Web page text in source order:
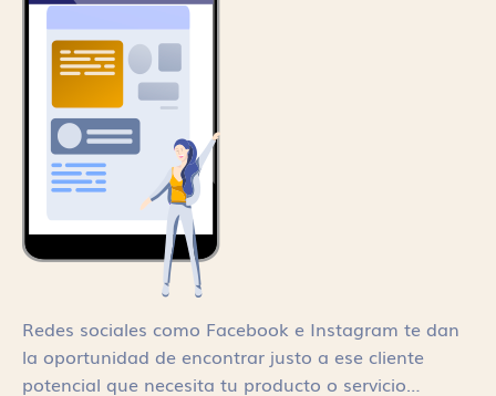
Redes sociales como Facebook e Instagram te dan
la oportunidad de encontrar justo a ese cliente
potencial que necesita tu producto o servicio…